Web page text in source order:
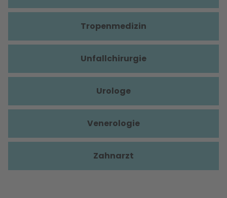
Tropenmedizin
Unfallchirurgie
Urologe
Venerologie
Zahnarzt